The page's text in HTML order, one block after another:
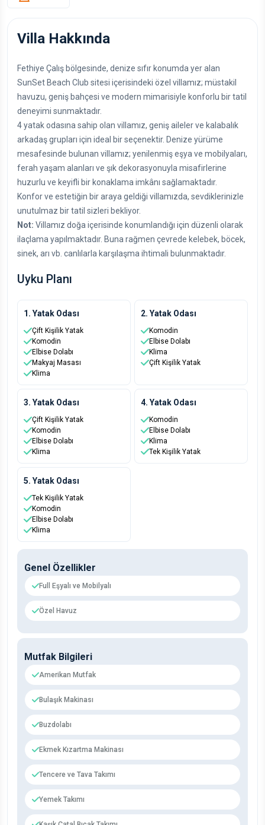
Villa Hakkında
Fethiye Çalış bölgesinde, denize sıfır konumda yer alan
SunSet Beach Club sitesi içerisindeki özel villamız; müstakil
havuzu, geniş bahçesi ve modern mimarisiyle konforlu bir tatil
deneyimi sunmaktadır.
4 yatak odasına sahip olan villamız, geniş aileler ve kalabalık
arkadaş grupları için ideal bir seçenektir. Denize yürüme
mesafesinde bulunan villamız; yenilenmiş eşya ve mobilyaları,
ferah yaşam alanları ve şık dekorasyonuyla misafirlerine
huzurlu ve keyifli bir konaklama imkânı sağlamaktadır.
Konfor ve estetiğin bir araya geldiği villamızda, sevdiklerinizle
unutulmaz bir tatil sizleri bekliyor.
Not: Villamız doğa içerisinde konumlandığı için düzenli olarak
ilaçlama yapılmaktadır. Buna rağmen çevrede kelebek, böcek,
sinek, arı vb. canlılarla karşılaşma ihtimali bulunmaktadır.
Uyku Planı
1. Yatak Odası
Çift Kişilik Yatak
Komodin
Elbise Dolabı
Makyaj Masası
Klima
2. Yatak Odası
Komodin
Elbise Dolabı
Klima
Çift Kişilik Yatak
3. Yatak Odası
Çift Kişilik Yatak
Komodin
Elbise Dolabı
Klima
4. Yatak Odası
Komodin
Elbise Dolabı
Klima
Tek Kişilik Yatak
5. Yatak Odası
Tek Kişilik Yatak
Komodin
Elbise Dolabı
Klima
Genel Özellikler
Full Eşyalı ve Mobilyalı
Özel Havuz
Mutfak Bilgileri
Amerikan Mutfak
Bulaşık Makinası
Buzdolabı
Ekmek Kızartma Makinası
Tencere ve Tava Takımı
Yemek Takımı